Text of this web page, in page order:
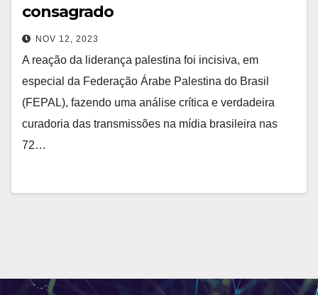
consagrado
NOV 12, 2023
A reação da liderança palestina foi incisiva, em
especial da Federação Árabe Palestina do Brasil
(FEPAL), fazendo uma análise crítica e verdadeira
curadoria das transmissões na mídia brasileira nas
72…